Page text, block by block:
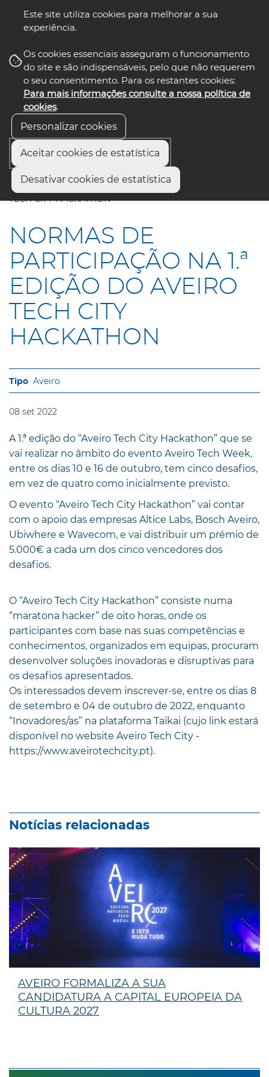
Este site utiliza cookies para melhorar a sua
experiência.
Os cookies essenciais asseguram o funcionamento
do site e são indispensáveis, pelo que não requerem
o seu consentimento. Para os restantes cookies:
Para mais informações consulte a nossa política de
cookies.
Personalizar cookies
Aceitar cookies de estatística
Desativar cookies de estatística
nos select language
Início
NORMAS DE PARTICIPAÇÃO NA 1.ª EDIÇÃO DO AVEIRO
TECH CITY HACKATHON
NORMAS DE
PARTICIPAÇÃO NA 1.ª
EDIÇÃO DO AVEIRO
TECH CITY
HACKATHON
Aveiro
08 set 2022
A 1.ª edição do “Aveiro Tech City Hackathon” que se
vai realizar no âmbito do evento Aveiro Tech Week,
entre os dias 10 e 16 de outubro, tem cinco desafios,
em vez de quatro como inicialmente previsto.
O evento “Aveiro Tech City Hackathon” vai contar
com o apoio das empresas Altice Labs, Bosch Aveiro,
Ubiwhere e Wavecom, e vai distribuir um prémio de
5.000€ a cada um dos cinco vencedores dos
desafios.
O “Aveiro Tech City Hackathon” consiste numa
“maratona hacker” de oito horas, onde os
participantes com base nas suas competências e
conhecimentos, organizados em equipas, procuram
desenvolver soluções inovadoras e disruptivas para
os desafios apresentados.
Os interessados devem inscrever-se, entre os dias 8
de setembro e 04 de outubro de 2022, enquanto
“Inovadores/as” na plataforma Taikai (cujo link estará
disponível no website Aveiro Tech City -
https://www.aveirotechcity.pt).
Notícias relacionadas
AVEIRO FORMALIZA A SUA
CANDIDATURA A CAPITAL EUROPEIA DA
CULTURA 2027